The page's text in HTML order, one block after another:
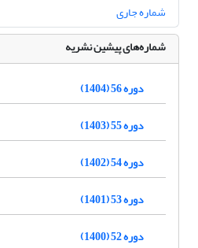
شماره جاری
شماره‌های پیشین نشریه
دوره 56 (1404)
دوره 55 (1403)
دوره 54 (1402)
دوره 53 (1401)
دوره 52 (1400)